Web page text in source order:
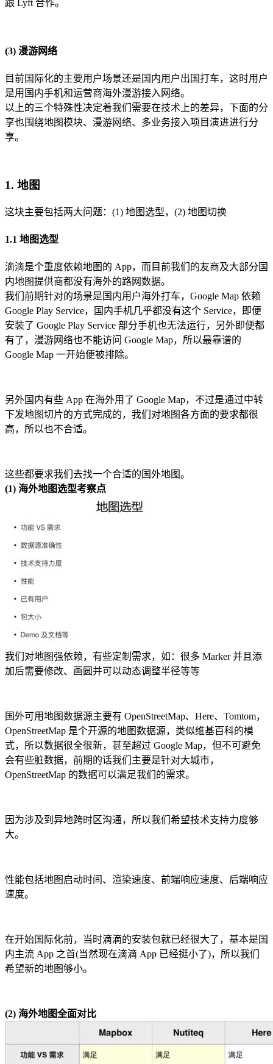
跟 Lyft 合作。
(3) 漫游网络
目前国际化的主要用户场景还是国内用户出国打车，这时用户
是用国内手机和运营商海外漫游接入网络。
以上的三个特殊性决定着我们需要在技术上的差异，下面的分
享也围绕地图模块、漫游网络、多业务接入项目演进进行分
享。
1. 地图
这块主要包括两大问题：(1) 地图选型，(2) 地图切换
1.1 地图选型
滴滴是个重度依赖地图的 App，而目前我们的友商及大部分国
内地图提供商都没有海外的路网数据。
我们前期针对的场景是国内用户海外打车，Google Map 依赖
Google Play Service，国内手机几乎都没有这个 Service，即便
安装了 Google Play Service 部分手机也无法运行，另外即便都
有了，漫游网络也不能访问 Google Map，所以最靠谱的
Google Map 一开始便被排除。
另外国内有些 App 在海外用了 Google Map，不过是通过中转
下发地图切片的方式完成的，我们对地图各方面的要求都很
高，所以也不合适。
这些都要求我们去找一个合适的国外地图。
(1) 海外地图选型考察点
我们对地图强依赖，有些定制需求，如：很多 Marker 并且添
加后需要修改、画圆并可以动态调整半径等等
国外可用地图数据源主要有 OpenStreetMap、Here、Tomtom，
OpenStreetMap 是个开源的地图数据源，类似维基百科的模
式，所以数据很全很新，甚至超过 Google Map，但不可避免
会有些脏数据，前期的话我们主要是针对大城市，
OpenStreetMap 的数据可以满足我们的需求。
因为涉及到异地跨时区沟通，所以我们希望技术支持力度够
大。
性能包括地图启动时间、渲染速度、前端响应速度、后端响应
速度。
在开始国际化前，当时滴滴的安装包就已经很大了，基本是国
内主流 App 之首(当然现在滴滴 App 已经挺小了)，所以我们
希望新的地图够小。
(2) 海外地图全面对比